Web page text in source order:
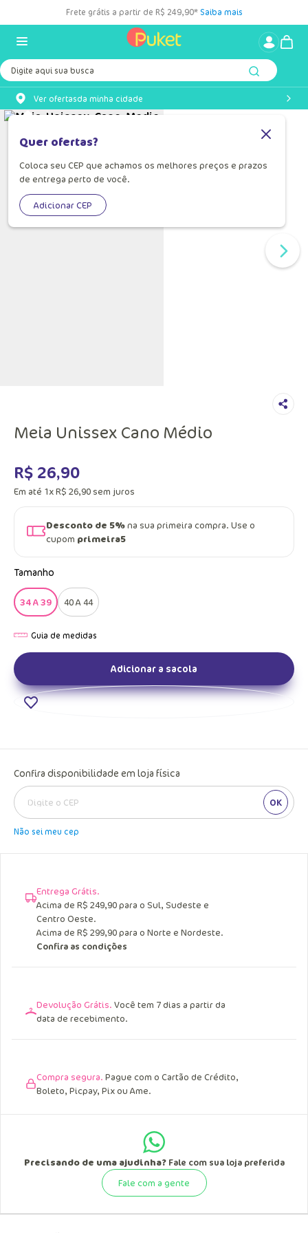
Frete grátis a partir de R$ 249,90* Saiba mais
Digite aqui sua busca
Ver ofertasda minha cidade
Quer ofertas?
Coloca seu CEP que achamos os melhores preços e prazos
de entrega perto de você.
Adicionar CEP
Meia Unissex Cano Médio
R$ 26,90
Em até 1xR$ 26,90 sem juros
Desconto de 5%na sua primeira compra. Use o
cupom primeira5
Tamanho
34 A 39 40 A 44
Adicionar a sacola
Confira disponibilidade em loja física
OK
Não sei meu cep
Entrega Grátis.
Acima de R$ 249,90 para o Sul, Sudeste e
Centro Oeste.
Acima de R$ 299,90 para o Norte e Nordeste.
Confira as condições
Devolução Grátis. Você tem 7 dias a partir da
data de recebimento.
Compra segura. Pague com o Cartão de Crédito,
Boleto, Picpay, Pix ou Ame.
Precisando de uma ajudinha?Fale com sua loja preferida
Fale com a gente